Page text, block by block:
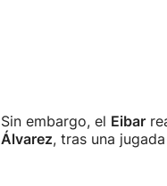
Sin embargo, el Eibar
Álvarez, tras una